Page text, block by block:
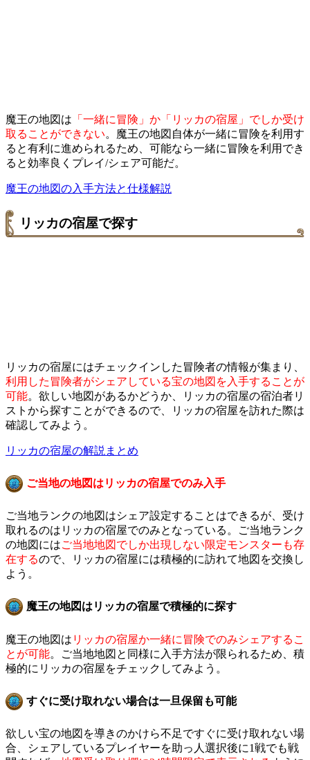
魔王の地図は 「一緒に冒険」か「リッカの宿屋」でしか受け
取ることができない。魔王の地図自体が一緒に冒険を利用す
ると有利に進められるため、可能なら一緒に冒険を利用でき
ると効率良くプレイ/シェア可能だ。
魔王の地図の入手方法と仕様解説
リッカの宿屋で探す
リッカの宿屋にはチェックインした冒険者の情報が集まり、
利用した冒険者がシェアしている宝の地図を入手することが
可能。欲しい地図があるかどうか、リッカの宿屋の宿泊者リ
ストから探すことができるので、リッカの宿屋を訪れた際は
確認してみよう。
リッカの宿屋の解説まとめ
ご当地の地図はリッカの宿屋でのみ入手
ご当地ランクの地図はシェア設定することはできるが、受け
取れるのはリッカの宿屋でのみとなっている。ご当地ランク
の地図にはご当地地図でしか出現しない限定モンスターも存
在するので、リッカの宿屋には積極的に訪れて地図を交換し
よう。
魔王の地図はリッカの宿屋で積極的に探す
魔王の地図は リッカの宿屋か一緒に冒険でのみシェアするこ
とが可能。ご当地地図と同様に入手方法が限られるため、積
極的にリッカの宿屋をチェックしてみよう。
すぐに受け取れない場合は一旦保留も可能
欲しい宝の地図を導きのかけら不足ですぐに受け取れない場
合、シェアしているプレイヤーを助っ人選択後に1戦でも戦